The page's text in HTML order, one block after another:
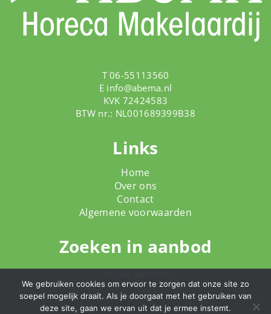
T 06-55113560
E info@abema.nl
KVK 72424583
BTW nr.: NL001689399B38
Links
Home
Over ons
Contact
Algemene voorwaarden
Zoeken in aanbod
We gebruiken cookies om ervoor te zorgen dat onze site zo
soepel mogelijk draait. Als je doorgaat met het gebruiken van
deze site, gaan we ervan uit dat je ermee instemt.